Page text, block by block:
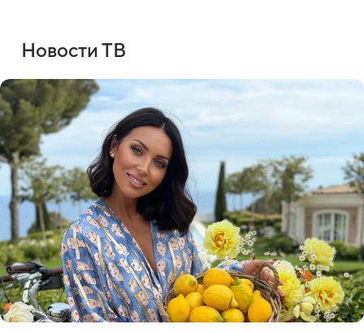
Новости ТВ